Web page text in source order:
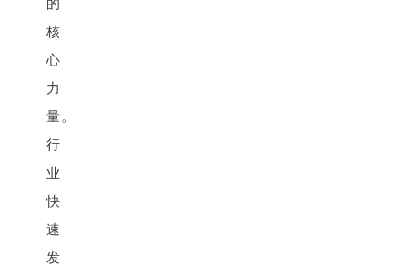
核
心
力
量。
行
业
快
速
发